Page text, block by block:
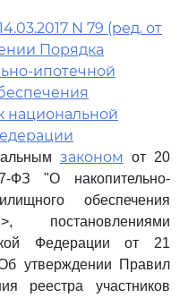
N 79 (ред. от
Порядка
ипотечной
национальной
законом от 20
ФЗ "О накопительно-
обеспечения
постановлениями
Федерации от 21
утверждении Правил
реестра участников